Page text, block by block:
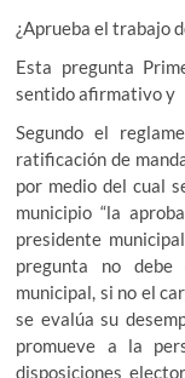
¿Aprueba el trabajo
Esta pregunta
sentido afirmativo y
Segundo el
ratificación de
por medio del cual
municipio “la
presidente
pregunta no
municipal, si no el
se evalúa su
promueve a la
disposiciones